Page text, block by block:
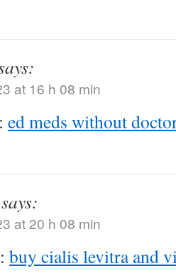
at 16 h 08 min
ed meds without
says:
at 20 h 08 min
buy cialis levitra and